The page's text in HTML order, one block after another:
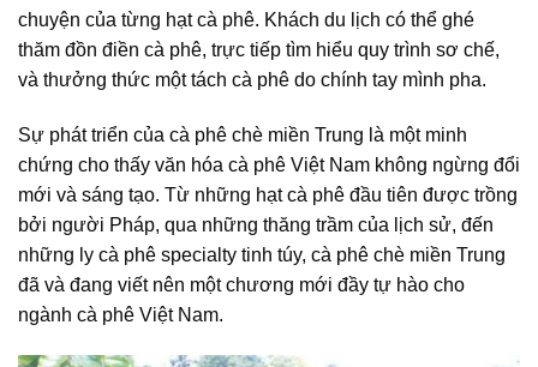
chuyện của từng hạt cà phê. Khách du lịch có thể ghé
thăm đồn điền cà phê, trực tiếp tìm hiểu quy trình sơ chế,
và thưởng thức một tách cà phê do chính tay mình pha.
Sự phát triển của cà phê chè miền Trung là một minh
chứng cho thấy văn hóa cà phê Việt Nam không ngừng đổi
mới và sáng tạo. Từ những hạt cà phê đầu tiên được trồng
bởi người Pháp, qua những thăng trầm của lịch sử, đến
những ly cà phê specialty tinh túy, cà phê chè miền Trung
đã và đang viết nên một chương mới đầy tự hào cho
ngành cà phê Việt Nam.